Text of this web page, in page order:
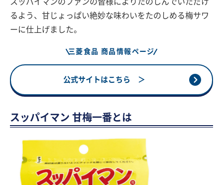
スッパイマンのファンの皆様によりたのしんでいただけ
るよう、甘じょっぱい絶妙な味わいをたのしめる梅サワ
ーに仕上げました。
三菱食品 商品情報ページ
公式サイトはこちら ＞
スッパイマン 甘梅一番とは